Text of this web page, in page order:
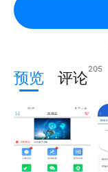
预览 评论205